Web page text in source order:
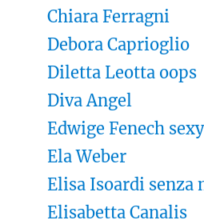
Chiara Ferragni
Debora Caprioglio
Diletta Leotta oops
Diva Angel
Edwige Fenech sexy
Ela Weber
Elisa Isoardi senza
Elisabetta Canalis